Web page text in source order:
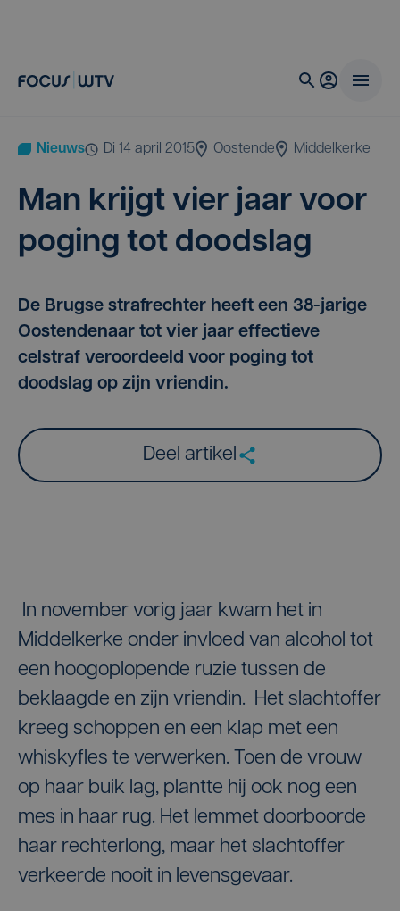
Nieuws di 14 april 2015 Oostende Middelkerke
Man krijgt vier jaar voor
poging tot doodslag
De Brugse strafrechter heeft een 38-jarige
Oostendenaar tot vier jaar effectieve
celstraf veroordeeld voor poging tot
doodslag op zijn vriendin.
Deel artikel
In november vorig jaar kwam het in
Middelkerke onder invloed van alcohol tot
een hoogoplopende ruzie tussen de
beklaagde en zijn vriendin. Het slachtoffer
kreeg schoppen en een klap met een
whiskyfles te verwerken. Toen de vrouw
op haar buik lag, plantte hij ook nog een
mes in haar rug. Het lemmet doorboorde
haar rechterlong, maar het slachtoffer
verkeerde nooit in levensgevaar.